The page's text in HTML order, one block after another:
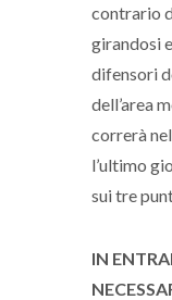
contrario
girandosi
difensori
dell’area
correrà
l’ultimo
sui tre
IN